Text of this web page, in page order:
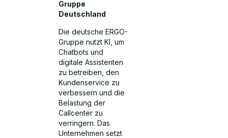
Gruppe
Deutschland
Die deutsche ERGO-
Gruppe nutzt KI, um
Chatbots und
digitale Assistenten
zu betreiben, den
Kundenservice zu
verbessern und die
Belastung der
Callcenter zu
verringern. Das
Unternehmen setzt